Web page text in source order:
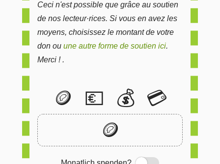
Ceci n'est possible que grâce au soutien
de nos lecteur·rices. Si vous en avez les
moyens, choisissez le montant de votre
don ou une autre forme de soutien ici.
Merci ! .
🪙 💶 💰 💳
🪙